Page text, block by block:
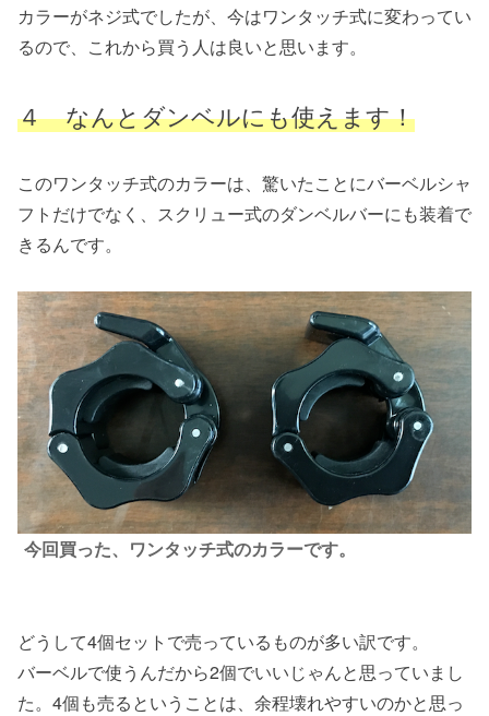
カラーがネジ式でしたが、今はワンタッチ式に変わってい
るので、これから買う人は良いと思います。
４ なんとダンベルにも使えます！
このワンタッチ式のカラーは、驚いたことにバーベルシャ
フトだけでなく、スクリュー式のダンベルバーにも装着で
きるんです。
今回買った、ワンタッチ式のカラーです。
どうして4個セットで売っているものが多い訳です。
バーベルで使うんだから2個でいいじゃんと思っていまし
た。4個も売るということは、余程壊れやすいのかと思っ